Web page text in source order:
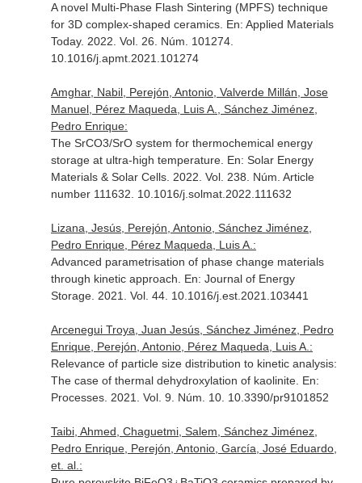
A novel Multi-Phase Flash Sintering (MPFS) technique
for 3D complex-shaped ceramics. En: Applied Materials
Today. 2022. Vol. 26. Núm. 101274.
10.1016/j.apmt.2021.101274
Amghar, Nabil, Perejón, Antonio, Valverde Millán, Jose
Manuel, Pérez Maqueda, Luis A., Sánchez Jiménez,
Pedro Enrique:
The SrCO3/SrO system for thermochemical energy
storage at ultra-high temperature. En: Solar Energy
Materials & Solar Cells. 2022. Vol. 238. Núm. Article
number 111632. 10.1016/j.solmat.2022.111632
Lizana, Jesús, Perejón, Antonio, Sánchez Jiménez,
Pedro Enrique, Pérez Maqueda, Luis A.:
Advanced parametrisation of phase change materials
through kinetic approach. En: Journal of Energy
Storage. 2021. Vol. 44. 10.1016/j.est.2021.103441
Arcenegui Troya, Juan Jesús, Sánchez Jiménez, Pedro
Enrique, Perejón, Antonio, Pérez Maqueda, Luis A.:
Relevance of particle size distribution to kinetic analysis:
The case of thermal dehydroxylation of kaolinite. En:
Processes. 2021. Vol. 9. Núm. 10. 10.3390/pr9101852
Taibi, Ahmed, Chaguetmi, Salem, Sánchez Jiménez,
Pedro Enrique, Perejón, Antonio, García, José Eduardo,
et. al.: